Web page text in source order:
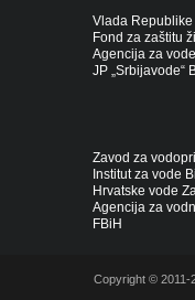
Vlada Republike
Fond za zaštitu
Agencija za
JP „Srbijavode“
Zavod za
Institut za vode
Hrvatske vode
Agencija za
FBiH
Copyright © 2011-